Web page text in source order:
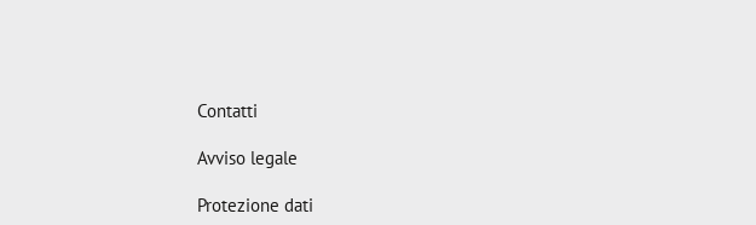
Contatti
Avviso legale
Protezione dati